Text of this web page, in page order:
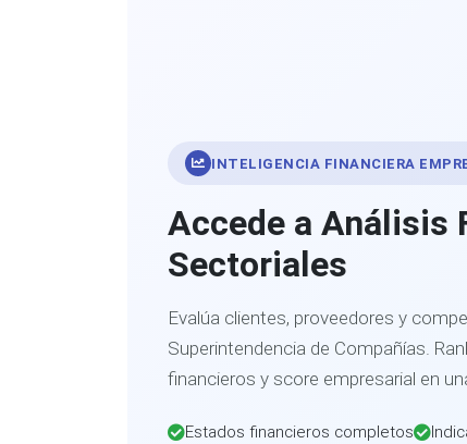
INTELIGENCIA FINANCIERA
Accede a Análisis
Sectoriales
Evalúa clientes, proveedores y
Superintendencia de Compañías.
financieros y score empresarial en
Estados financieros completos